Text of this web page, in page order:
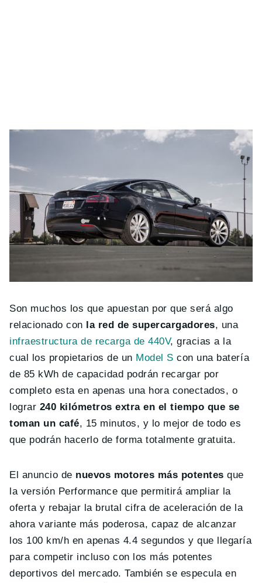
Son muchos los que apuestan por que será algo
relacionado con la red de supercargadores, una
infraestructura de recarga de 440V, gracias a la
cual los propietarios de un Model S con una batería
de 85 kWh de capacidad podrán recargar por
completo esta en apenas una hora conectados, o
lograr 240 kilómetros extra en el tiempo que se
toman un café, 15 minutos, y lo mejor de todo es
que podrán hacerlo de forma totalmente gratuita.
El anuncio de nuevos motores más potentesque
la versión Performance que permitirá ampliar la
oferta y rebajar la brutal cifra de aceleración de la
ahora variante más poderosa, capaz de alcanzar
los 100 km/h en apenas 4.4 segundos y que llegaría
para competir incluso con los más potentes
deportivos del mercado. También se especula en